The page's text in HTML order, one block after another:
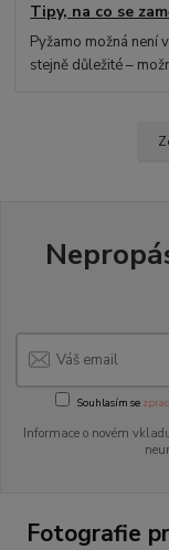
Tipy, na co se
Pyžamo možná není
stejně důležité –
Souhlasím se
Informace o novém
Fotografie